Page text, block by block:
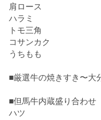
肩ロース
ハラミ
トモ三角
コサンカク
うちもも
■厳選牛の焼きすき〜大
■但馬牛内蔵盛り合わ
ハツ